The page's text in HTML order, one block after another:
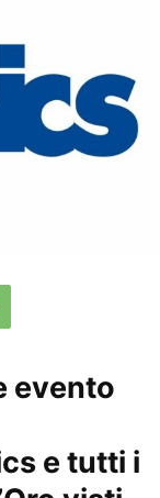
evento
e tutti i